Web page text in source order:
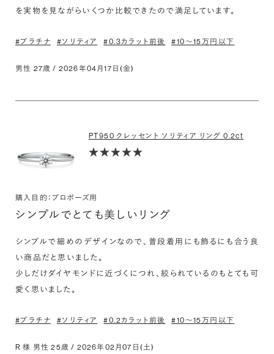
を実物を見ながらいくつか比較できたので満足しています。
#プラチナ #ソリティア #0.3カラット前後 #10〜15万円以下
男性 27歳 / 2026年04月17日(金)
PT950 クレッセント ソリティア リング 0.2ct
購入目的：プロポーズ用
シンプルでとても美しいリング
シンプルで細めのデザインなので、普段着用にも飾るにも合う良
い商品だと思いました。
少しだけダイヤモンドに近づくにつれ、絞られているのもとても可
愛く思いました。
#プラチナ #ソリティア #0.2カラット前後 #10〜15万円以下
R 様 男性 25歳 / 2026年02月07日(土)